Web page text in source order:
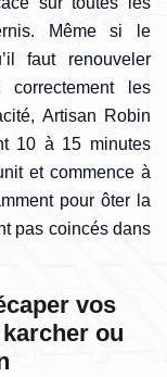
Même si le
faut renouveler
correctement les
Artisan Robin
10 à 15 minutes
et commence à
pour ôter la
pas coincés dans
vos
ou